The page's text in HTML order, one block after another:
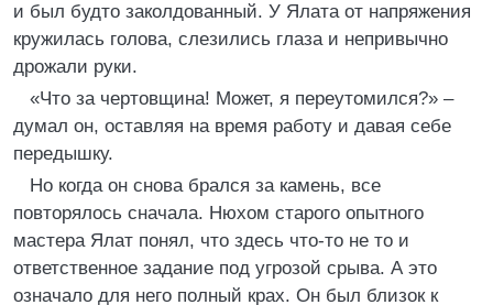
и был будто заколдованный. У Ялата от напряжения
кружилась голова, слезились глаза и непривычно
дрожали руки.
«Что за чертовщина! Может, я переутомился?» –
думал он, оставляя на время работу и давая себе
передышку.
Но когда он снова брался за камень, все
повторялось сначала. Нюхом старого опытного
мастера Ялат понял, что здесь что-то не то и
ответственное задание под угрозой срыва. А это
означало для него полный крах. Он был близок к